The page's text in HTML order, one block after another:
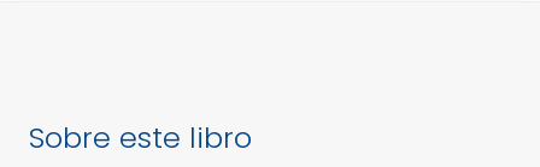
Sobre este libro